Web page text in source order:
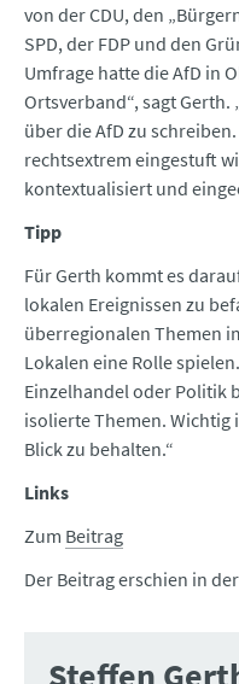
von der CDU, den
SPD, der FDP und den
Umfrage hatte die AfD in
Ortsverband“, sagt Gerth.
über die AfD zu
rechtsextrem eingestuft
kontextualisiert und
Tipp
Für Gerth kommt es
lokalen Ereignissen zu
überregionalen Themen
Lokalen eine Rolle
Einzelhandel oder Politik
isolierte Themen. Wichtig
Blick zu behalten.“
Links
Zum Beitrag
Der Beitrag erschien in der